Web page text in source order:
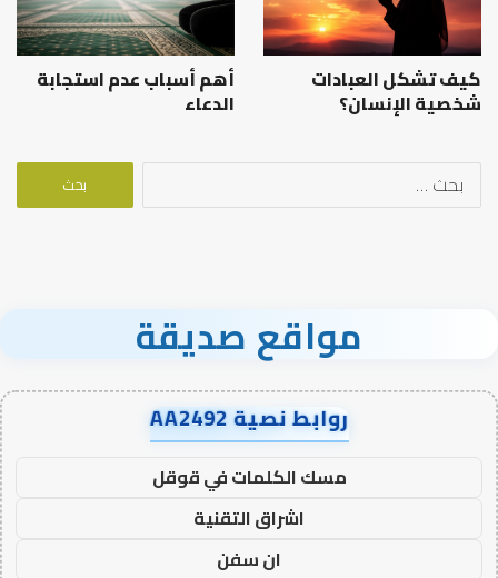
كيف تشكل العبادات
شخصية الإنسان؟
أهم أسباب عدم استجابة
الدعاء
البحث
مواقع صديقة
روابط نصية AA2492
مسك الكلمات في قوقل
اشراق التقنية
ان سفن